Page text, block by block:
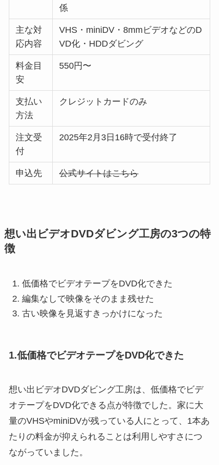
係
主な対
応内容
VHS・miniDV・8mmビデオなどのD
VD化・HDDダビング
料金目
安
550円〜
支払い
方法
クレジットカードのみ
注文受
付
2025年2月3日16時で受付終了
申込先 公式サイトはこちら
想い出ビデオDVDダビング工房の3つの特
徴
低価格でビデオテープをDVD化できた
編集なしで映像をそのまま残せた
古い映像を見返すきっかけになった
1.低価格でビデオテープをDVD化できた
想い出ビデオDVDダビング工房は、低価格でビデ
オテープをDVD化できる点が特徴でした。家に大
量のVHSやminiDVが残っている人にとって、1本あ
たりの料金が抑えられることは利用しやすさにつ
ながっていました。